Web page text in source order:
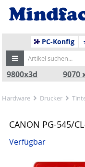
PC-Konfig
9800x3d 9070
Hardware Drucker
CANON PG-545/
Verfügbar